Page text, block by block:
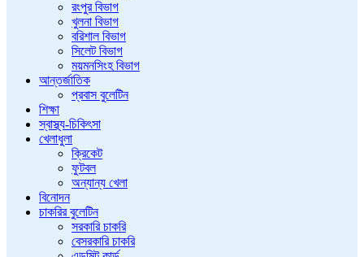
রংপুর বিভাগ
খুলনা বিভাগ
বরিশাল বিভাগ
সিলেট বিভাগ
ময়মনসিংহ বিভাগ
আন্তর্জাতিক
প্রবাস বুলেটিন
শিক্ষা
স্বাস্থ্য-চিকিৎসা
খেলাধুলা
ক্রিকেট
ফুটবল
অন্যান্য খেলা
বিনোদন
চাকরির বুলেটিন
সরকারি চাকরি
বেসরকারি চাকরি